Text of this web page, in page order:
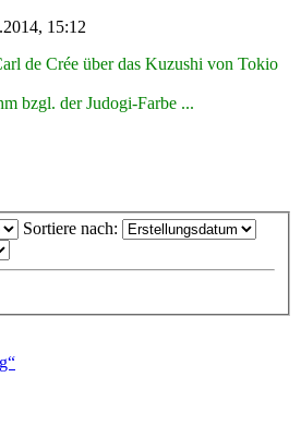
15:12
de Crée über das Kuzushi von Tokio
bzgl. der Judogi-Farbe ...
Sortiere nach: